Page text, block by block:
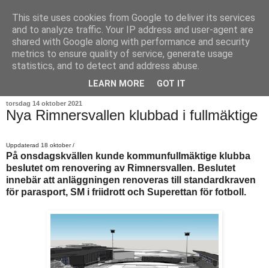
torsdag 14 oktober 2021
Nya Rimnersvallen klubbad i fullmäktige
Uppdaterad 18 oktober /
På onsdagskvällen kunde kommunfullmäktige klubba
beslutet om renovering av Rimnersvallen. Beslutet
innebär att anläggningen renoveras till standardkraven
för parasport, SM i friidrott och Superettan för fotboll.
This site uses cookies from Google to deliver its services
and to analyze traffic. Your IP address and user-agent are
shared with Google along with performance and security
metrics to ensure quality of service, generate usage
statistics, and to detect and address abuse.
LEARN MORE GOT IT